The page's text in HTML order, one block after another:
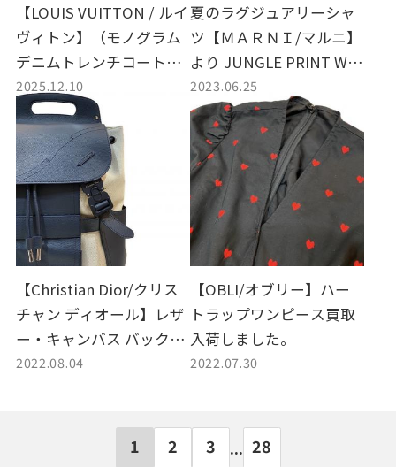
【LOUIS VUITTON / ルイ
ヴィトン】（モノグラム
デニムトレンチコート）|
纏うだけでドラマが生ま
れる。黒のモノグラムが
放つ圧倒的な存在感
2025.12.10
夏のラグジュアリーシャ
ツ【ＭＡＲＮＩ/マルニ】
より JUNGLE PRINT WO
RK SHIRT の紹介です。
2023.06.25
【Christian Dior/クリス
チャン ディオール】レザ
ー・キャンバス バックパ
ック買取入荷しました。
2022.08.04
【OBLI/オブリー】ハー
トラップワンピース買取
入荷しました。
2022.07.30
1 2 3 ... 28